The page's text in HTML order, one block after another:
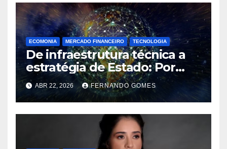
ECOMONIA MERCADO FINANCEIRO TECNOLOGIA
De infraestrutura técnica a
estratégia de Estado: Por
que eventos internacionais
se tornaram questão de
soberania digital
ABR 22, 2026 FERNANDO GOMES